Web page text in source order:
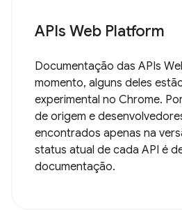
APIs Web Platform
Documentação das APIs
momento, alguns deles
experimental no Chrome.
de origem e
encontrados apenas na
status atual de cada API é
documentação.